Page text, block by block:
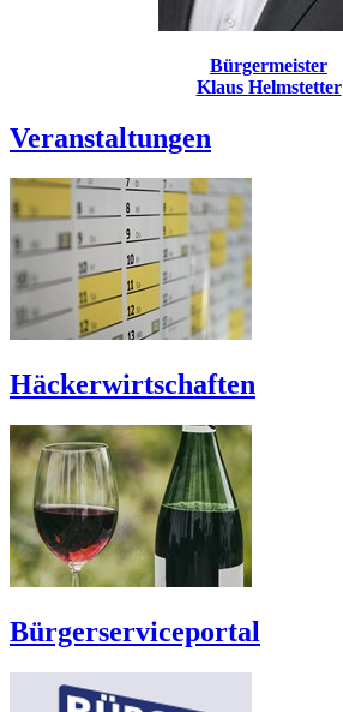
Bürgermeister
Klaus Helmstetter
Veranstaltungen
Häckerwirtschaften
Bürgerserviceportal